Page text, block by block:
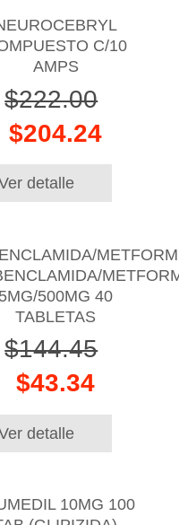
C/10
AMPS
$222.00
$204.24
detalle
5MG/500MG 40
TABLETAS
$144.45
$43.34
detalle
10MG 100